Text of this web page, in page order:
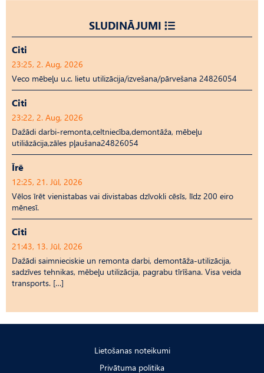
SLUDINĀJUMI
Citi
23:25, 2. Aug, 2026
Veco mēbeļu u.c. lietu utilizācija/izvešana/pārvešana 24826054
Citi
23:22, 2. Aug, 2026
Dažādi darbi-remonta,celtniecība,demontāža, mēbeļu
utiliāzācija,zāles pļaušana24826054
Īrē
12:25, 21. Jūl, 2026
Vēlos īrēt vienistabas vai divistabas dzīvokli cēsīs, līdz 200 eiro
mēnesī.
Citi
21:43, 13. Jūl, 2026
Dažādi saimnieciskie un remonta darbi, demontāža-utilizācija,
sadzīves tehnikas, mēbeļu utilizācija, pagrabu tīrīšana. Visa veida
transports. […]
Lietošanas noteikumi
Privātuma politika